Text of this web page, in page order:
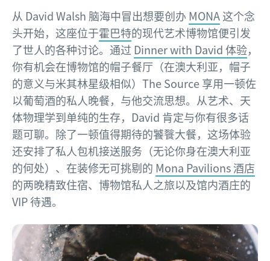
从 David Walsh 脑海中冒出想要创办 MONA这个念
头开始，这座位于霍巴特的现代艺术博物馆便引发
了世人的各种讨论。通过 Dinner with David 体验，
你有机会在博物馆的帽子餐厅（在澳大利亚，帽子
的意义与米其林星级相似）The Source 享用一顿佐
以葡萄酒的私人晚餐，与他交流思想。从艺术、天
体物理学到单纯的生存，David 肯定与你有很多话
题可聊。除了一顿值得期待的饕餮大餐，这场体验
还安排了私人包机接送服务（无论你身在澳大利亚
的何处）、在装修无可挑剔的 Mona Pavilions 酒店
的两晚精致住宿、博物馆私人之旅以及馆内酒庄的
VIP 待遇。